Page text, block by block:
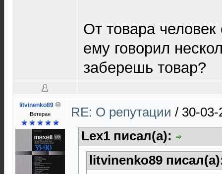
От товара
ему говорил
заберешь товар?
litvinenko89
Ветеран RE: О репутации / 30-03-
Lex1 писал(а):
litvinenko89